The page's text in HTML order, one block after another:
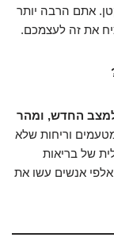
אתם הרבה יותר
את זה לעצמכם.
החדש, ומהר
וריחות שלא
של בריאות
אלפי אנשים עשו את